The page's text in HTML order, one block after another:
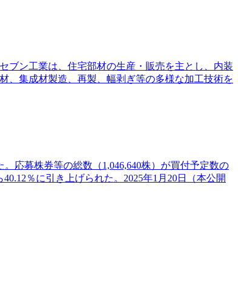
ブン工業は、住宅部材の生産・販売を主とし、内装
、集成材製造、再製、幅剥ぎ等の多様な加工技術を
応募株券等の総数（1,046,640株）が買付予定数の
％に引き上げられた。2025年1月20日（本公開